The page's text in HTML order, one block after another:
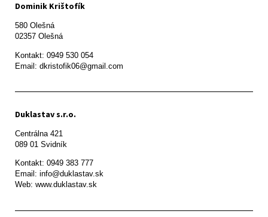
Dominik Krištofík
580 Olešná
Kontakt: 0949 530 054
Email: dkristofik06@gmail.com
Duklastav s.r.o.
Centrálna 421
089 01 Svidník
Kontakt: 0949 383 777
Email: info@duklastav.sk
Web: www.duklastav.sk